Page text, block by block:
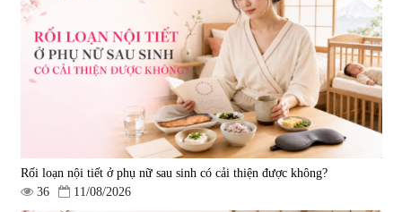
Viên uống bổ não Ribeto Shoji
Ichoha Ekisu Plus - 90 viên
57.920
1.450.000 đ
Viên nang uống cải thiện thị lực,
trí nhớ DHA + EPA + Flaxseed
Oil 30 viên/gói - Date 02/2027
|52.346
225.000 đ
Rối loạn nội tiết ở phụ nữ sau sinh có cải thiện được không?
36
11/08/2026